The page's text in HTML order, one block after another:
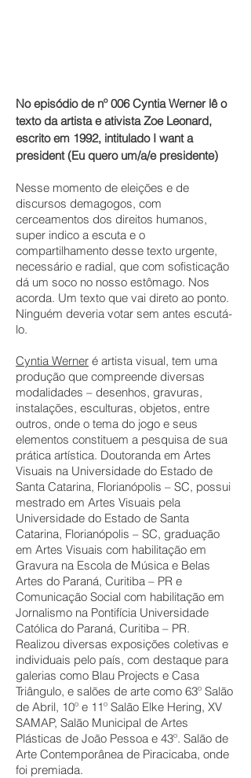
No episódio de nº 006 Cyntia Werner lê o
texto da artista e ativista Zoe Leonard,
escrito em 1992, intitulado I want a
president (Eu quero um/a/e presidente)
Nesse momento de eleições e de
discursos demagogos, com
cerceamentos dos direitos humanos,
super indico a escuta e o
compartilhamento desse texto urgente,
necessário e radial, que com sofisticação
dá um soco no nosso estômago. Nos
acorda. Um texto que vai direto ao ponto.
Ninguém deveria votar sem antes escutá-
lo.
Cyntia Werner é artista visual, tem uma
produção que compreende diversas
modalidades – desenhos, gravuras,
instalações, esculturas, objetos, entre
outros, onde o tema do jogo e seus
elementos constituem a pesquisa de sua
prática artística. Doutoranda em Artes
Visuais na Universidade do Estado de
Santa Catarina, Florianópolis – SC, possui
mestrado em Artes Visuais pela
Universidade do Estado de Santa
Catarina, Florianópolis – SC, graduação
em Artes Visuais com habilitação em
Gravura na Escola de Música e Belas
Artes do Paraná, Curitiba – PR e
Comunicação Social com habilitação em
Jornalismo na Pontifícia Universidade
Católica do Paraná, Curitiba – PR.
Realizou diversas exposições coletivas e
individuais pelo país, com destaque para
galerias como Blau Projects e Casa
Triângulo, e salões de arte como 63º Salão
de Abril, 10º e 11º Salão Elke Hering, XV
SAMAP, Salão Municipal de Artes
Plásticas de João Pessoa e 43º. Salão de
Arte Contemporânea de Piracicaba, onde
foi premiada.